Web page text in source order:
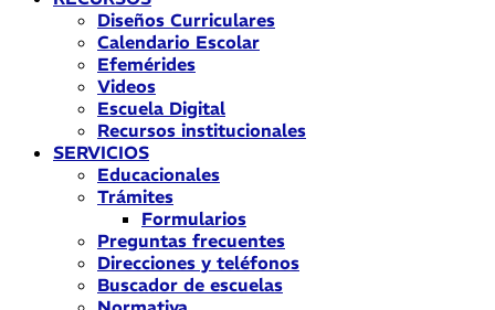
Diseños Curriculares
Calendario Escolar
Efemérides
Videos
Escuela Digital
Recursos institucionales
SERVICIOS
Educacionales
Trámites
Formularios
Preguntas frecuentes
Direcciones y teléfonos
Buscador de escuelas